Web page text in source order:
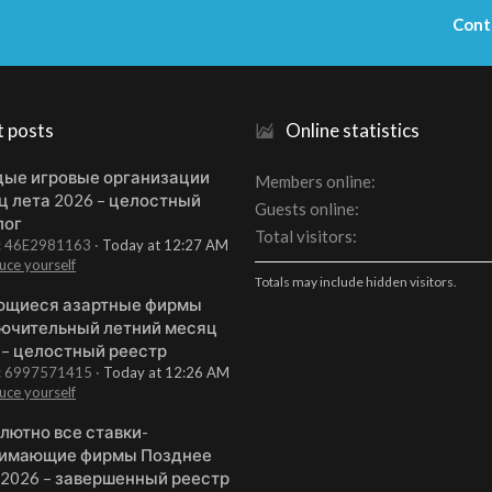
posts
игровые организации
лета 2026 – целостный
46E2981163
Today at 12:27 AM
yourself
азартные фирмы
летний месяц
целостный реестр
6997571415
Today at 12:26 AM
yourself
все ставки-
фирмы Позднее
– завершенный реестр
Online statistics
Members online
Guests online
Total visitors
Totals may include hidden visitors.